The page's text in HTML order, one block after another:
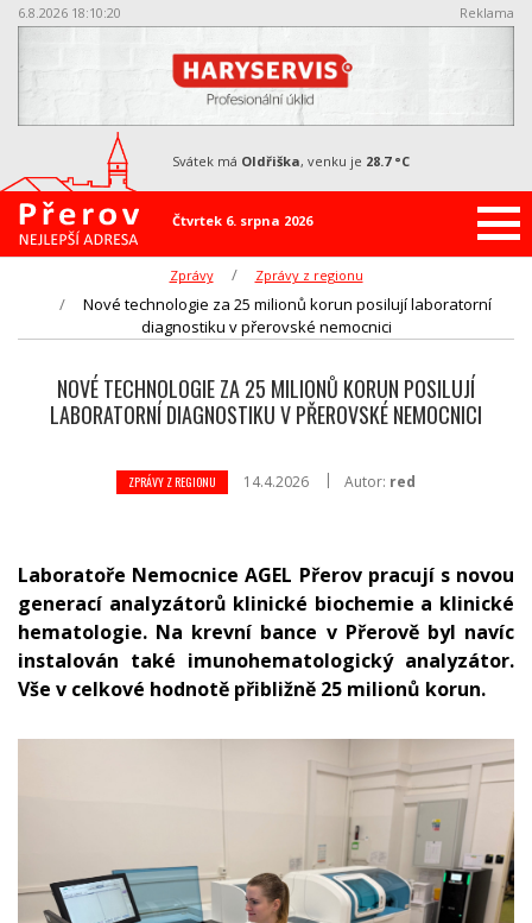
6.8.2026 18:10:21 Reklama
Čtvrtek 6. srpna 2026
svátek má Oldřiška, venku je 28.7 °C
Zprávy Zprávy z regionu
Nové technologie za 25 milionů korun posilují laboratorní
diagnostiku v přerovské nemocnici
NOVÉ TECHNOLOGIE ZA 25 MILIONŮ KORUN POSILUJÍ
LABORATORNÍ DIAGNOSTIKU V PŘEROVSKÉ NEMOCNICI
ZPRÁVY Z REGIONU 14.4.2026 Autor: red
Laboratoře Nemocnice AGEL Přerov pracují s novou
generací analyzátorů klinické biochemie a klinické
hematologie. Na krevní bance v Přerově byl navíc
instalován také imunohematologický analyzátor.
Vše v celkové hodnotě přibližně 25 milionů korun.